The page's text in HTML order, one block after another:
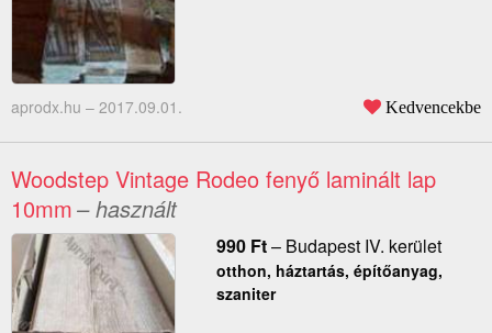
aprodx.hu – 2017.09.01. Kedvencekbe
Woodstep Vintage Rodeo fenyő laminált lap
10mm– használt
990 Ft– Budapest IV. kerület
otthon, háztartás, építőanyag,
szaniter